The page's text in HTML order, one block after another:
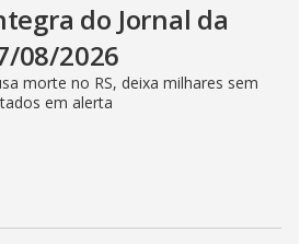
do Jornal da
08/2026
morte no RS, deixa milhares sem
em alerta